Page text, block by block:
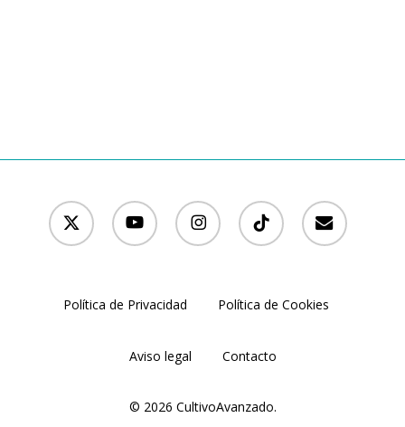
x-
twitter
youtube instagram tiktok email
Política de Privacidad Política de Cookies
Aviso legal Contacto
© 2026 CultivoAvanzado.